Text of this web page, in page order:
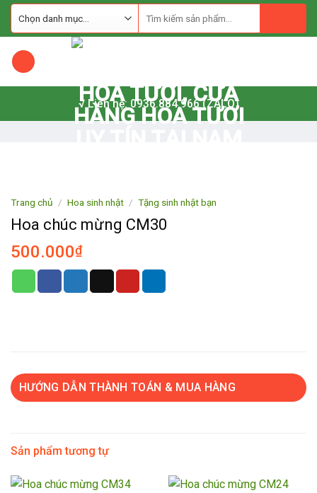
Skip
√ Liên hệ: 0936.884.966 (ZALO)
Trang chủ / Hoa sinh nhật / Tặng sinh nhật bạn
Hoa chúc mừng CM30
500.000₫
HƯỚNG DẪN THÀNH TOÁN & MUA HÀNG
Sản phẩm tương tự